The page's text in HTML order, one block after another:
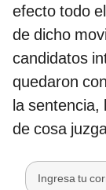
efecto todo
de dicho
candidatos
quedaron
la sentencia,
de cosa